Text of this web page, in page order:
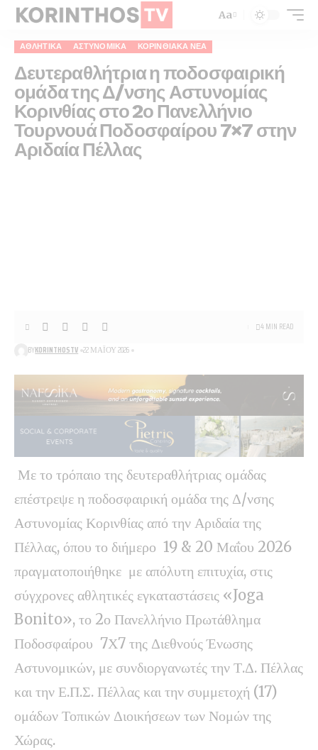
Aa
ΑΘΛΗΤΙΚΑ ΑΣΤΥΝΟΜΙΚΆ ΚΟΡΙΝΘΙΑΚΆ ΝΈΑ
Δευτεραθλήτρια η ποδοσφαιρική
ομάδα της Δ/νσης Αστυνομίας
Κορινθίας στο 2ο Πανελλήνιο
Τουρνουά Ποδοσφαίρου 7×7 στην
Αριδαία Πέλλας
BYKORINTHOSTV 22 ΜΑΪ́ΟΥ 2026
4 MIN READ
Με το τρόπαιο της δευτεραθλήτριας ομάδας
επέστρεψε η ποδοσφαιρική ομάδα της Δ/νσης
Αστυνομίας Κορινθίας από την Αριδαία της
Πέλλας, όπου το διήμερο 19 & 20 Μαΐου 2026
πραγματοποιήθηκε με απόλυτη επιτυχία, στις
σύγχρονες αθλητικές εγκαταστάσεις «Joga
Bonito», το 2ο Πανελλήνιο Πρωτάθλημα
Ποδοσφαίρου 7Χ7 της Διεθνούς Ένωσης
Αστυνομικών, με συνδιοργανωτές την Τ.Δ. Πέλλας
και την Ε.Π.Σ. Πέλλας και την συμμετοχή (17)
ομάδων Τοπικών Διοικήσεων των Νομών της
Χώρας.